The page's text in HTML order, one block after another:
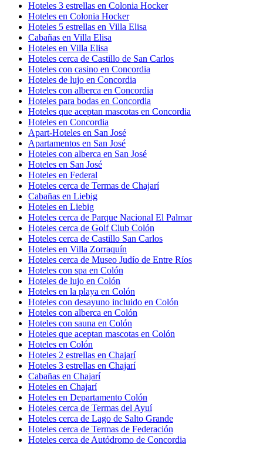
Hoteles 3 estrellas en Colonia Hocker
Hoteles en Colonia Hocker
Hoteles 5 estrellas en Villa Elisa
Cabañas en Villa Elisa
Hoteles en Villa Elisa
Hoteles cerca de Castillo de San Carlos
Hoteles con casino en Concordia
Hoteles de lujo en Concordia
Hoteles con alberca en Concordia
Hoteles para bodas en Concordia
Hoteles que aceptan mascotas en Concordia
Hoteles en Concordia
Apart-Hoteles en San José
Apartamentos en San José
Hoteles con alberca en San José
Hoteles en San José
Hoteles en Federal
Hoteles cerca de Termas de Chajarí
Cabañas en Liebig
Hoteles en Liebig
Hoteles cerca de Parque Nacional El Palmar
Hoteles cerca de Golf Club Colón
Hoteles cerca de Castillo San Carlos
Hoteles en Villa Zorraquín
Hoteles cerca de Museo Judío de Entre Ríos
Hoteles con spa en Colón
Hoteles de lujo en Colón
Hoteles en la playa en Colón
Hoteles con desayuno incluido en Colón
Hoteles con alberca en Colón
Hoteles con sauna en Colón
Hoteles que aceptan mascotas en Colón
Hoteles en Colón
Hoteles 2 estrellas en Chajarí
Hoteles 3 estrellas en Chajarí
Cabañas en Chajarí
Hoteles en Chajarí
Hoteles en Departamento Colón
Hoteles cerca de Termas del Ayuí
Hoteles cerca de Lago de Salto Grande
Hoteles cerca de Termas de Federación
Hoteles cerca de Autódromo de Concordia